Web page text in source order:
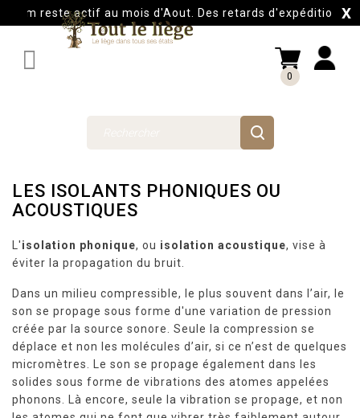
reste actif au mois d'Aout. Des retards d'expéditions X

0
LES ISOLANTS PHONIQUES OU
ACOUSTIQUES
L'isolation phonique, ou isolation acoustique, vise à
éviter la propagation du bruit.
Dans un milieu compressible, le plus souvent dans l’air, le
son se propage sous forme d'une variation de pression
créée par la source sonore. Seule la compression se
déplace et non les molécules d’air, si ce n’est de quelques
micromètres. Le son se propage également dans les
solides sous forme de vibrations des atomes appelées
phonons. Là encore, seule la vibration se propage, et non